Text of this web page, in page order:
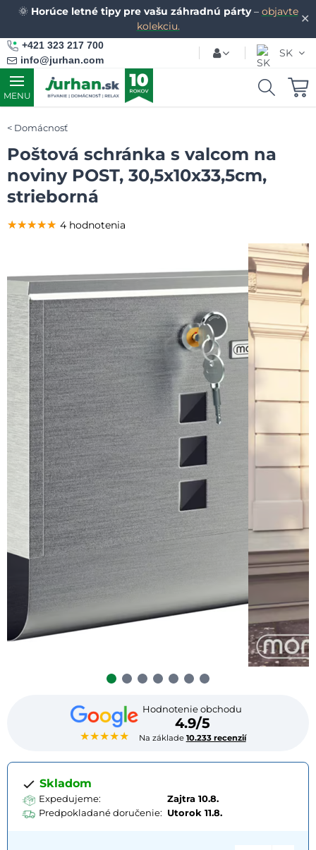
✕
🌞 Horúce letné tipy pre vašu záhradnú párty– objavte
kolekciu.
+421 323 217 700
info@jurhan.com
SK
MENU
Domácnosť
Poštová schránka s valcom na
noviny POST, 30,5x10x33,5cm,
strieborná
★★★★★
Hodnotenie obchodu
4.9/5
Na základe 10.233 recenzií
★★★★★
★★★★★
★★★★★ 4 hodnotenia
Skladom
Expedujeme:
Zajtra 10.8.
Predpokladané doručenie: Utorok 11.8.